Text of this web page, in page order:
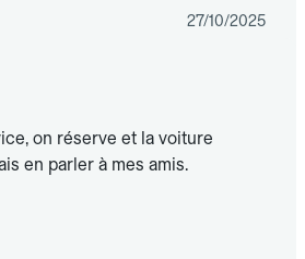
27/10/2025
on réserve et la voiture
en parler à mes amis.